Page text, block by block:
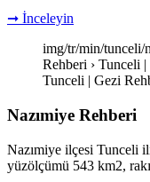
➞ İnceleyin
img/tr/min/tunceli/
Rehberi › Tunceli
Tunceli | Gezi
Nazımiye Rehberi
Nazımiye ilçesi Tunceli
yüzölçümü 543 km2,